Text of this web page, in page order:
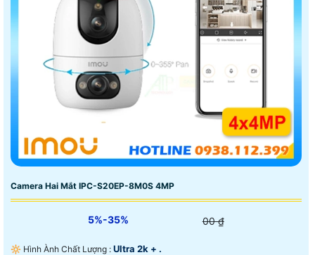
Camera Hai Mắt IPC-S20EP-8M0S 4MP
5%-35% 00 ₫
🔆 Hình Ành Chất Lượng : Ultra 2k + .